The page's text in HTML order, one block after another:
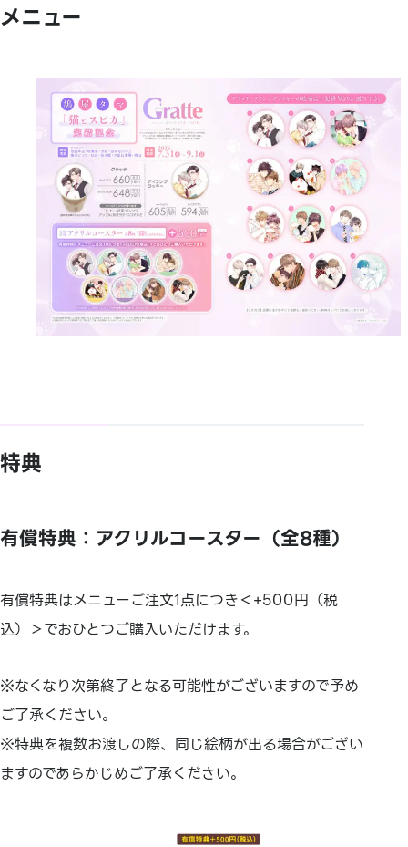
メニュー
特典
有償特典：アクリルコースター（全8種）
有償特典はメニューご注文1点につき＜+500円（税
込）＞でおひとつご購入いただけます。
※なくなり次第終了となる可能性がございますので予め
ご了承ください。
※特典を複数お渡しの際、同じ絵柄が出る場合がござい
ますのであらかじめご了承ください。